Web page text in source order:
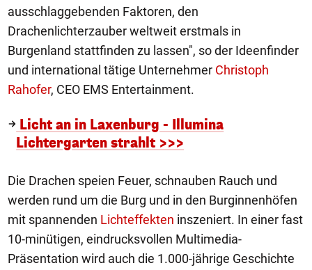
ausschlaggebenden Faktoren, den
Drachenlichterzauber weltweit erstmals in
Burgenland stattfinden zu lassen", so der Ideenfinder
und international tätige Unternehmer Christoph
Rahofer, CEO EMS Entertainment.
Licht an in Laxenburg - Illumina
Lichtergarten strahlt >>>
Die Drachen speien Feuer, schnauben Rauch und
werden rund um die Burg und in den Burginnenhöfen
mit spannenden Lichteffekten inszeniert. In einer fast
10-minütigen, eindrucksvollen Multimedia-
Präsentation wird auch die 1.000-jährige Geschichte